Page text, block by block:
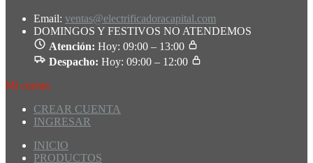
Email: ventas@electrificadoracapital.com
DOMINGOS Y FESTIVOS NO ATENDEMOS
Atención: Hoy: 09:00 – 13:00
Despacho: Hoy: 09:00 – 12:00
Mi cuenta
CREAR CUENTA
INGRESAR
INICIO
PRODUCTOS